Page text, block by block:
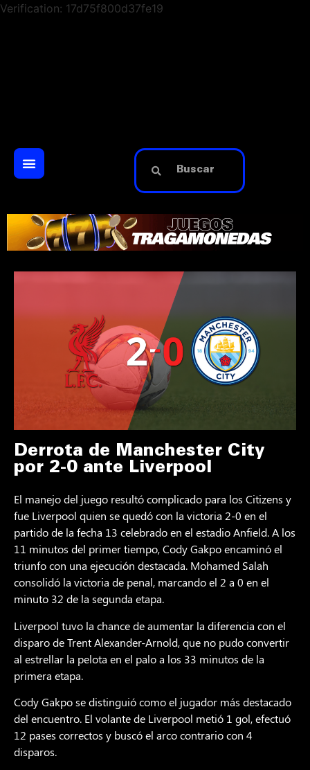
Verification: 17d75f800d37fe19
Derrota de Manchester City
por 2-0 ante Liverpool
El manejo del juego resultó complicado para los Citizens y
fue Liverpool quien se quedó con la victoria 2-0 en el
partido de la fecha 13 celebrado en el estadio Anfield. A los
11 minutos del primer tiempo, Cody Gakpo encaminó el
triunfo con una ejecución destacada. Mohamed Salah
consolidó la victoria de penal, marcando el 2 a 0 en el
minuto 32 de la segunda etapa.
Liverpool tuvo la chance de aumentar la diferencia con el
disparo de Trent Alexander-Arnold, que no pudo convertir
al estrellar la pelota en el palo a los 33 minutos de la
primera etapa.
Cody Gakpo se distinguió como el jugador más destacado
del encuentro. El volante de Liverpool metió 1 gol, efectuó
12 pases correctos y buscó el arco contrario con 4
disparos.